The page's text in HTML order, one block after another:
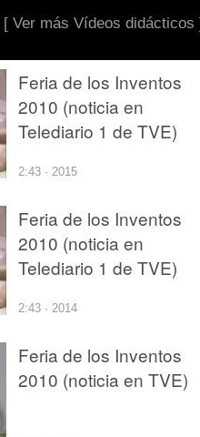
[ Ver más Vídeos didácticos
Feria de los Inventos
2010 (noticia en
Telediario 1 de TVE)
2:43 · 2015
Feria de los Inventos
2010 (noticia en
Telediario 1 de TVE)
2:43 · 2014
Feria de los Inventos
2010 (noticia en TVE)